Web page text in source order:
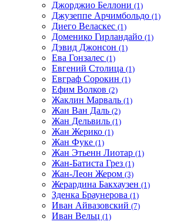
Джорджио Беллони (1)
Джузеппе Арчимбольдо (1)
Диего Веласкес (1)
Доменико Гирландайо (1)
Дэвид Джонсон (1)
Ева Гонзалес (1)
Евгений Столица (1)
Евграф Сорокин (1)
Ефим Волков (2)
Жаклин Марваль (1)
Жан Ван Даль (2)
Жан Дельвиль (1)
Жан Жерико (1)
Жан Фуке (1)
Жан Этьенн Лиотар (1)
Жан-Батиста Грез (1)
Жан-Леон Жером (3)
Жерардина Бакхаузен (1)
Зденка Браунерова (1)
Иван Айвазовский (7)
Иван Вельц (1)